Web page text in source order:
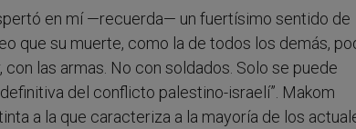
en mí —recuerda— un fuertísimo sentido de
que su muerte, como la de todos los demás,
las armas. No con soldados. Solo se puede
del conflicto palestino-israelí”. Makom
a la que caracteriza a la mayoría de los